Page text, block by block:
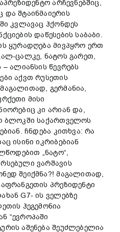
არჩევნებშიც,
და შტაინმაიერის
კვლავაც ჰქონდეს
დაწესების საბაბი.
ყურადღება მივპყრო ერთ
ცალკე, ნატოს გარეთ,
ალიანსის წევრებს
აქვთ რუსეთის
გერმანია,
მისი
კი არიან და,
ბლოკში საქართველოს
ჩნდება კითხვა: რა
ისინი იკრიბებიან
„ნატო“,
ვარშავის
შეიქმნა?! მაგალითად,
პრეზიდენტი
G7- ის ველებზე
ჰეგემონია
“ევროპაში
აშენება შეუძლებელია